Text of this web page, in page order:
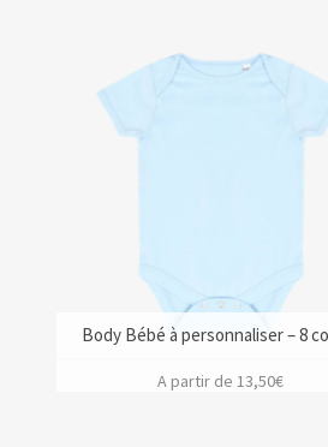
Body Bébé à personnaliser – 8
A partir de13,50€